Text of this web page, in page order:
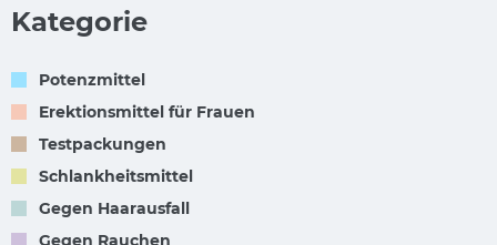
Kategorie
Potenzmittel
Erektionsmittel für Frauen
Testpackungen
Schlankheitsmittel
Gegen Haarausfall
Gegen Rauchen